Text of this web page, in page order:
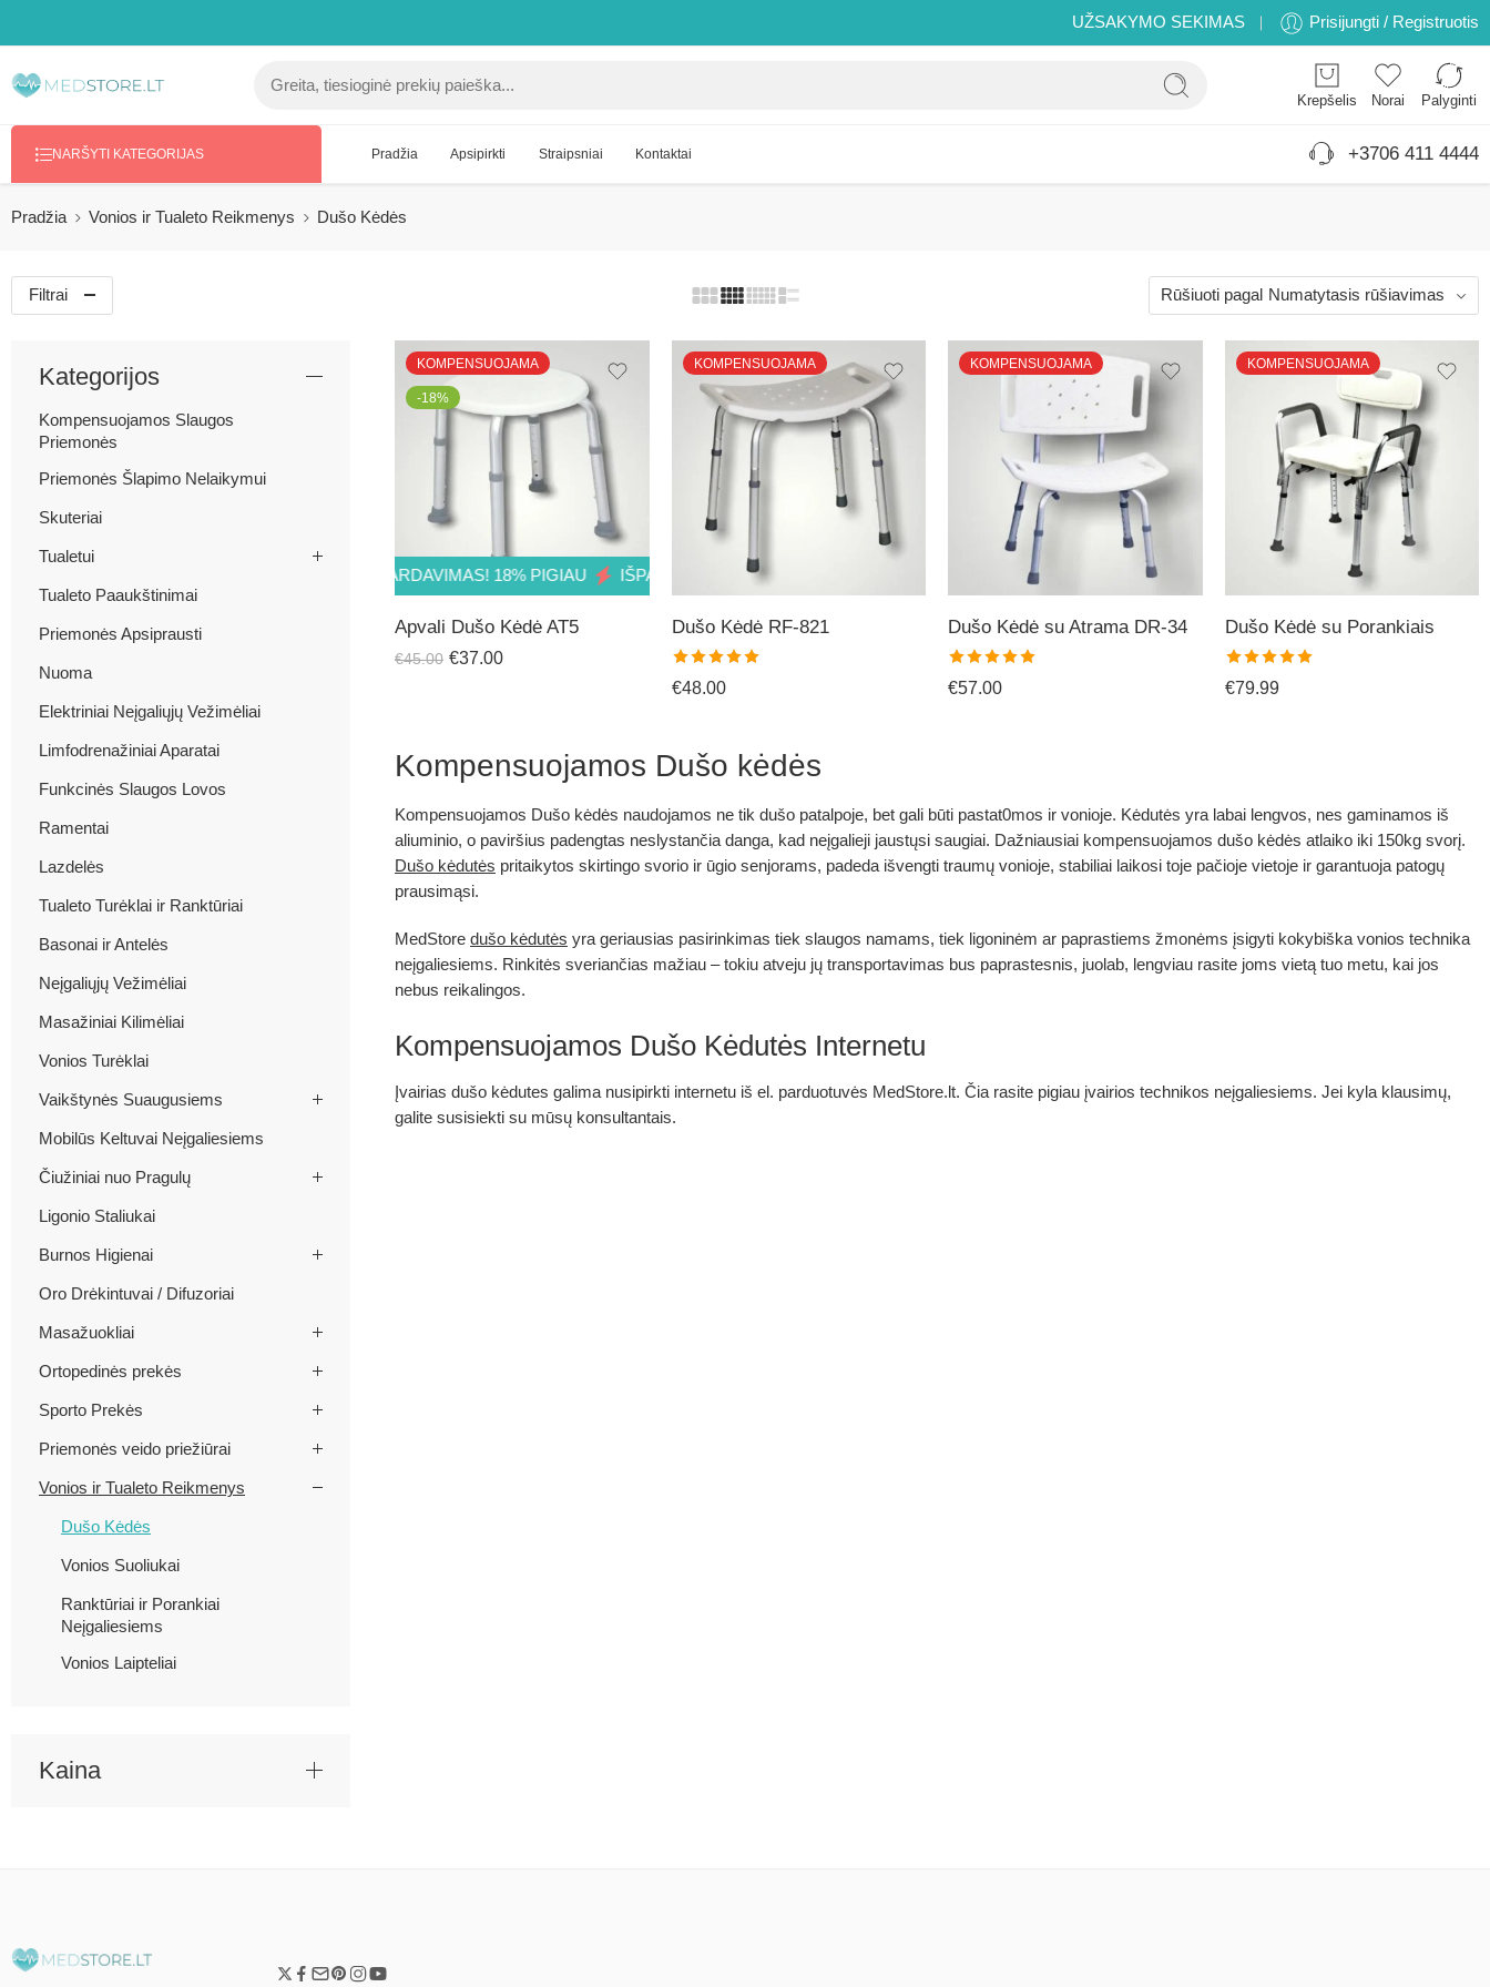
UŽSAKYMO SEKIMAS Prisijungti / Registruotis
Krepšelis Norai Palyginti
NARŠYTI KATEGORIJAS Pradžia Apsipirkti Straipsniai Kontaktai +3706 411 4444
Pradžia Vonios ir Tualeto Reikmenys Dušo Kėdės
Filtrai Rūšiuoti pagal Numatytasis rūšiavimas
KOMPENSUOJAMA
-18%
IŠPARDAVIMAS! 18% PIGIAU IŠPARDAVIMAS! 18% PIGIAU IŠPARDAVIMAS! 18% PIGIAU IŠPARDAVIMAS! 18% PIGIAU
Apvali Dušo Kėdė AT5
€45.00 €37.00
KOMPENSUOJAMA
Dušo Kėdė RF-821
Įvertinimas:
€48.00
KOMPENSUOJAMA
Dušo Kėdė su Atrama DR-34
Įvertinimas:
€57.00
KOMPENSUOJAMA
Dušo Kėdė su Porankiais
Įvertinimas:
€79.99
Kompensuojamos Dušo kėdės
Kompensuojamos Dušo kėdės naudojamos ne tik dušo patalpoje, bet gali būti pastat0mos ir vonioje. Kėdutės yra labai lengvos, nes gaminamos iš
aliuminio, o paviršius padengtas neslystančia danga, kad neįgalieji jaustųsi saugiai. Dažniausiai kompensuojamos dušo kėdės atlaiko iki 150kg svorį.
Dušo kėdutės pritaikytos skirtingo svorio ir ūgio senjorams, padeda išvengti traumų vonioje, stabiliai laikosi toje pačioje vietoje ir garantuoja patogų
prausimąsi.
MedStore dušo kėdutės yra geriausias pasirinkimas tiek slaugos namams, tiek ligoninėm ar paprastiems žmonėms įsigyti kokybiška vonios technika
neįgaliesiems. Rinkitės sveriančias mažiau – tokiu atveju jų transportavimas bus paprastesnis, juolab, lengviau rasite joms vietą tuo metu, kai jos
nebus reikalingos.
Kompensuojamos Dušo Kėdutės Internetu
Įvairias dušo kėdutes galima nusipirkti internetu iš el. parduotuvės MedStore.lt. Čia rasite pigiau įvairios technikos neįgaliesiems. Jei kyla klausimų,
galite susisiekti su mūsų konsultantais.
Kategorijos
Kompensuojamos Slaugos
Priemonės
Priemonės Šlapimo Nelaikymui
Skuteriai
Tualetui
Tualeto Paaukštinimai
Priemonės Apsiprausti
Nuoma
Elektriniai Neįgaliųjų Vežimėliai
Limfodrenažiniai Aparatai
Funkcinės Slaugos Lovos
Ramentai
Lazdelės
Tualeto Turėklai ir Ranktūriai
Basonai ir Antelės
Neįgaliųjų Vežimėliai
Masažiniai Kilimėliai
Vonios Turėklai
Vaikštynės Suaugusiems
Mobilūs Keltuvai Neįgaliesiems
Čiužiniai nuo Pragulų
Ligonio Staliukai
Burnos Higienai
Oro Drėkintuvai / Difuzoriai
Masažuokliai
Ortopedinės prekės
Sporto Prekės
Priemonės veido priežiūrai
Vonios ir Tualeto Reikmenys
Dušo Kėdės
Vonios Suoliukai
Ranktūriai ir Porankiai
Neįgaliesiems
Vonios Laipteliai
Kaina